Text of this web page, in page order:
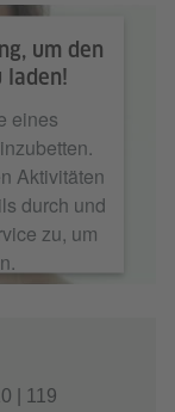
um den
laden!
eines
Aktivitäten
durch und
zu, um
| 119